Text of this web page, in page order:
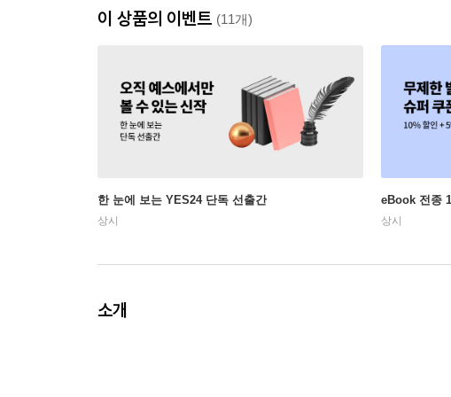
이 상품의 이벤트 (11개)
한 눈에 보는 YES24 단독 선출간
상시
eBook 전종
상시
소개